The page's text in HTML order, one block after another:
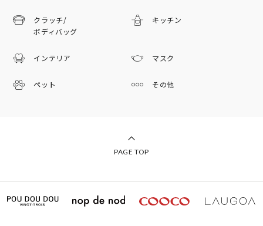
クラッチ/
ボディバッグ
キッチン
インテリア マスク
ペット その他
PAGE TOP